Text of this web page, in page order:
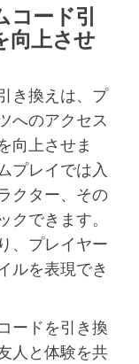
コード引
向上させ
き換えは、プ
へのアクセス
向上させま
プレイでは入
クター、その
できます。
、プレイヤー
ルを表現でき
ードを引き換
人と体験を共